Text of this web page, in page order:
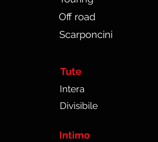
Off road
Scarponcini
Tute
Intera
Divisibile
Intimo